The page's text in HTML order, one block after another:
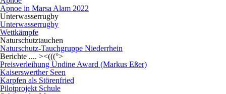
Apnoe in Marsa Alam 2022
Unterwasserrugby
Unterwasserrugby
Wettkämpfe
Naturschutztauchen
Naturschutz-Tauchgruppe Niederrhein
Berichte .... ><(((°>
Preisverleihung Undine Award (Markus Eßer)
Kaiserswerther Seen
Karpfen als Störenfried
Pilotprojekt Schule